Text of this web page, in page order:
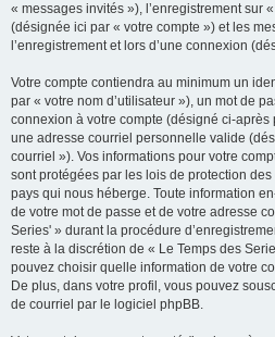
« messages invités »), l’enregistrement sur
(désignée ici par « votre compte ») et les
l’enregistrement et lors d’une connexion
Votre compte contiendra au minimum un
par « votre nom d’utilisateur »), un mot de
connexion à votre compte (désigné ci-après
une adresse courriel personnelle valide
courriel »). Vos informations pour votre
sont protégées par les lois de protection
pays qui nous héberge. Toute information
de votre mot de passe et de votre adresse
Series' » durant la procédure
reste à la discrétion de « Le Temps des
pouvez choisir quelle information de votre
De plus, dans votre profil, vous pouvez
de courriel par le logiciel phpBB.